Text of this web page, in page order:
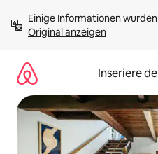
Inhalten
springenOriginal anzeigen
Inseriere